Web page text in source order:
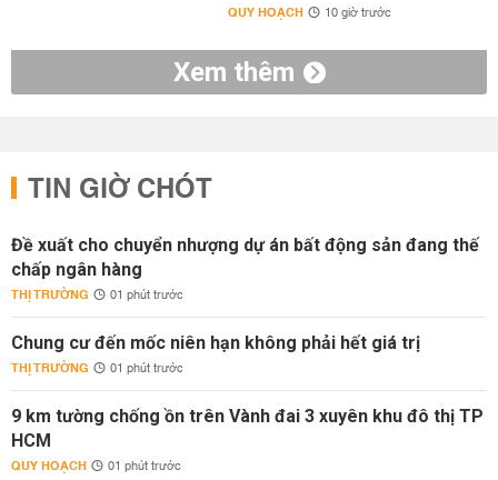
QUY HOẠCH 10 giờ trước
Xem thêm
TIN GIỜ CHÓT
Đề xuất cho chuyển nhượng dự án bất động sản đang thế
chấp ngân hàng
THỊ TRƯỜNG 01 phút trước
Chung cư đến mốc niên hạn không phải hết giá trị
THỊ TRƯỜNG 01 phút trước
9 km tường chống ồn trên Vành đai 3 xuyên khu đô thị TP
HCM
QUY HOẠCH 01 phút trước